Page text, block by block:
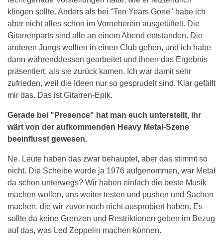
klingen sollte. Anders als bei "Ten Years Gone" habe ich
aber nicht alles schon im Vorneherein ausgetüftelt. Die
Gitarrenparts sind alle an einem Abend entstanden. Die
anderen Jungs wollten in einen Club gehen, und ich habe
dann währenddessen gearbeitet und ihnen das Ergebnis
präsentiert, als sie zurück kamen. Ich war damit sehr
zufrieden, weil die Ideen nur so gesprudelt sind. Klar gefällt
mir das. Das ist Gitarren-Epik.
Gerade bei "Presence" hat man euch unterstellt, ihr
wärt von der aufkommenden Heavy Metal-Szene
beeinflusst gewesen.
Ne. Leute haben das zwar behauptet, aber das stimmt so
nicht. Die Scheibe wurde ja 1976 aufgenommen, war Metal
da schon unterwegs? Wir haben einfach die beste Musik
machen wollen, uns weiter testen und pushen und Sachen
machen, die wir zuvor noch nicht ausprobiert haben. Es
sollte da keine Grenzen und Restriktionen geben im Bezug
auf das, was Led Zeppelin machen können.